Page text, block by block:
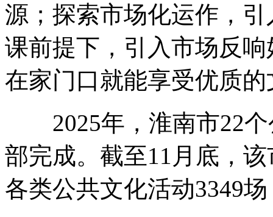
源；探索市场化运作，
课前提下，引入市场反
在家门口就能享受优质的
2025年，淮南市22个
部完成。截至11月底，
各类公共文化活动3349